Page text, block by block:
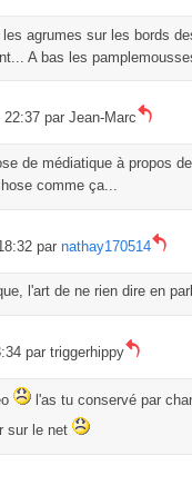
agrumes sur les bords
A bas les
22:37 par Jean-Marc
de médiatique à propos
comme ça...
par nathay170514
l'art de ne rien dire en
par triggerhippy
l'as tu conservé par
sur le net